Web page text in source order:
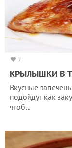
7
КРЫЛЫШКИ В
Вкусные
подойдут как
чтоб…